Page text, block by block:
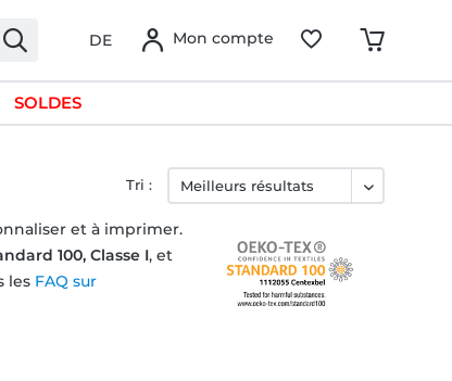
DE Mon compte
SOLDES
et à imprimer.
100, Classe I, et
les FAQ sur
Tri :